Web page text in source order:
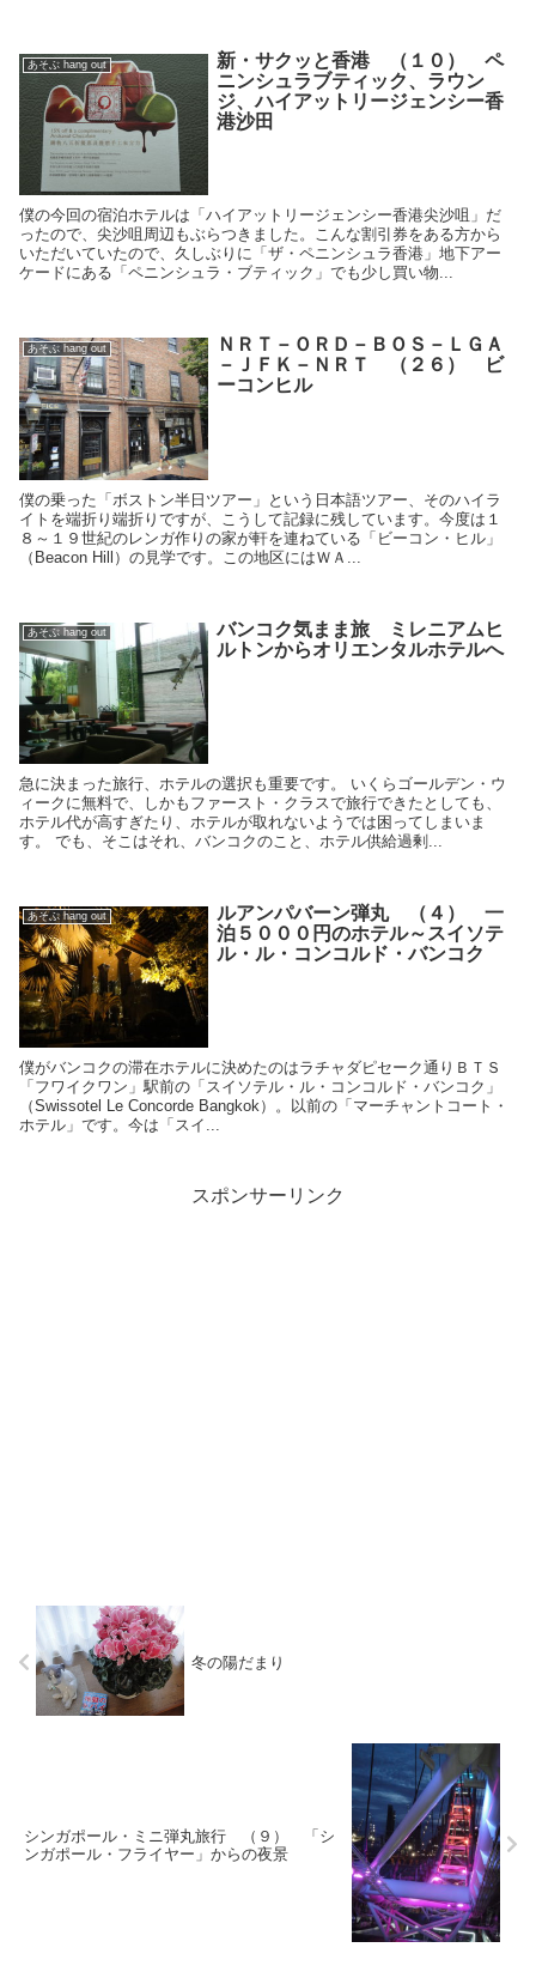
あそぶ hang out
新・サクッと香港 （１０） ペ
ニンシュラブティック、ラウン
ジ、ハイアットリージェンシー香
港沙田
僕の今回の宿泊ホテルは「ハイアットリージェンシー香港尖沙咀」だ
ったので、尖沙咀周辺もぶらつきました。こんな割引券をある方から
いただいていたので、久しぶりに「ザ・ペニンシュラ香港」地下アー
ケードにある「ペニンシュラ・ブティック」でも少し買い物...
あそぶ hang out
ＮＲＴ－ＯＲＤ－ＢＯＳ－ＬＧＡ
－ＪＦＫ－ＮＲＴ （２６） ビ
ーコンヒル
僕の乗った「ボストン半日ツアー」という日本語ツアー、そのハイラ
イトを端折り端折りですが、こうして記録に残しています。今度は１
８～１９世紀のレンガ作りの家が軒を連ねている「ビーコン・ヒル」
（Beacon Hill）の見学です。この地区にはＷＡ...
あそぶ hang out
バンコク気まま旅 ミレニアムヒ
ルトンからオリエンタルホテルへ
急に決まった旅行、ホテルの選択も重要です。 いくらゴールデン・ウ
ィークに無料で、しかもファースト・クラスで旅行できたとしても、
ホテル代が高すぎたり、ホテルが取れないようでは困ってしまいま
す。 でも、そこはそれ、バンコクのこと、ホテル供給過剰...
あそぶ hang out
ルアンパバーン弾丸 （４） 一
泊５０００円のホテル～スイソテ
ル・ル・コンコルド・バンコク
僕がバンコクの滞在ホテルに決めたのはラチャダピセーク通りＢＴＳ
「フワイクワン」駅前の「スイソテル・ル・コンコルド・バンコク」
（Swissotel Le Concorde Bangkok）。以前の「マーチャントコート・
ホテル」です。今は「スイ...
スポンサーリンク
冬の陽だまり
シンガポール・ミニ弾丸旅行 （９） 「シ
ンガポール・フライヤー」からの夜景